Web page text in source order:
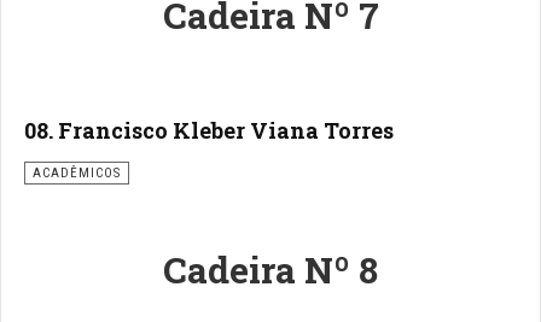
Cadeira Nº 7
08. Francisco Kleber Viana Torres
ACADÊMICOS
Cadeira Nº 8